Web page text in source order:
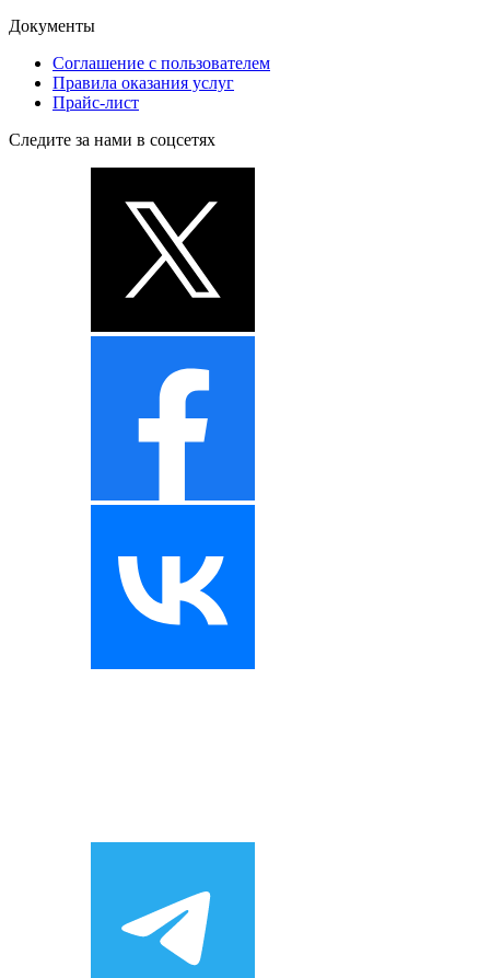
Документы
Соглашение с пользователем
Правила оказания услуг
Прайс-лист
Следите за нами в соцсетях